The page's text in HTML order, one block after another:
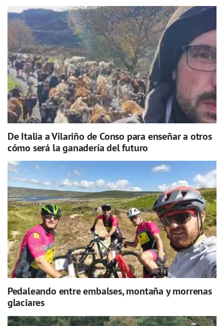
De Italia a Vilariño de Conso para enseñar a otros
cómo será la ganadería del futuro
Pedaleando entre embalses, montaña y morrenas
glaciares